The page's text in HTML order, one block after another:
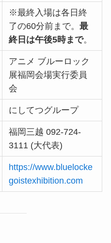
※最終入場は各日終
了の60分前まで。最
終日は午後5時まで。
アニメ ブルーロック
展福岡会場実行委員
会
にしてつグループ
福岡三越 092-724-
3111 (大代表)
https://www.bluelocke
goistexhibition.com